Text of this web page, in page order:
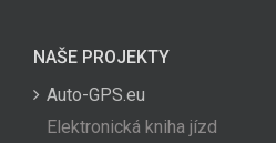
NAŠE PROJEKTY
Auto-GPS.eu
Elektronická kniha jízd